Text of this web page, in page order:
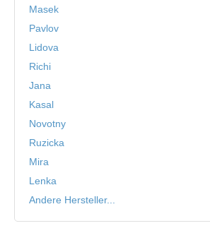
Masek
Pavlov
Lidova
Richi
Jana
Kasal
Novotny
Ruzicka
Mira
Lenka
Andere Hersteller...